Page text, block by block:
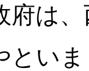
府は
とい